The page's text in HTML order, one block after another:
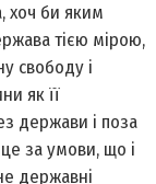
хоч би яким
тією мірою,
свободу і
як її
держави і поза
за умови, що і
державні